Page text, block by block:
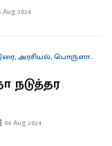
2024
,அரசியல்,பொருளாதாரம்
நடுத்தர
04 Aug 2024